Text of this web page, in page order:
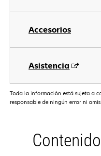
Accesorios
Asistencia
Toda la información está sujeta a
responsable de ningún error ni